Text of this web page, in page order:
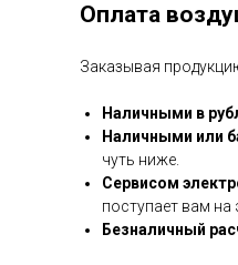
Оплата
Заказывая
Наличными в
Наличными или
чуть ниже.
Сервисом
поступает вам на
Безналичный